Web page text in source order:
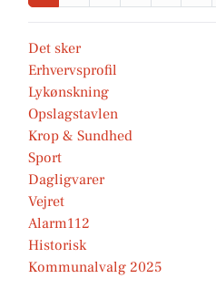
Det sker
Erhvervsprofil
Lykønskning
Opslagstavlen
Krop & Sundhed
Sport
Dagligvarer
Vejret
Alarm112
Historisk
Kommunalvalg 2025